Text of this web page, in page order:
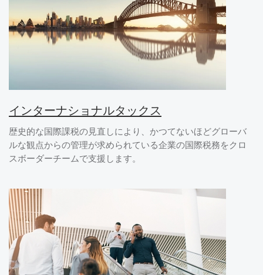
インターナショナルタックス
歴史的な国際課税の見直しにより、かつてないほどグローバ
ルな観点からの管理が求められている企業の国際税務をクロ
スボーダーチームで支援します。